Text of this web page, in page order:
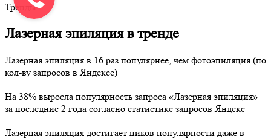
Тренды
Лазерная эпиляция в тренде
Лазерная эпиляция в 16 раз популярнее, чем фотоэпиляция (по
кол-ву запросов в Яндексе)
На 38% выросла популярность запроса «Лазерная эпиляция»
за последние 2 года согласно статистике запросов Яндекс
Лазерная эпиляция достигает пиков популярности даже в